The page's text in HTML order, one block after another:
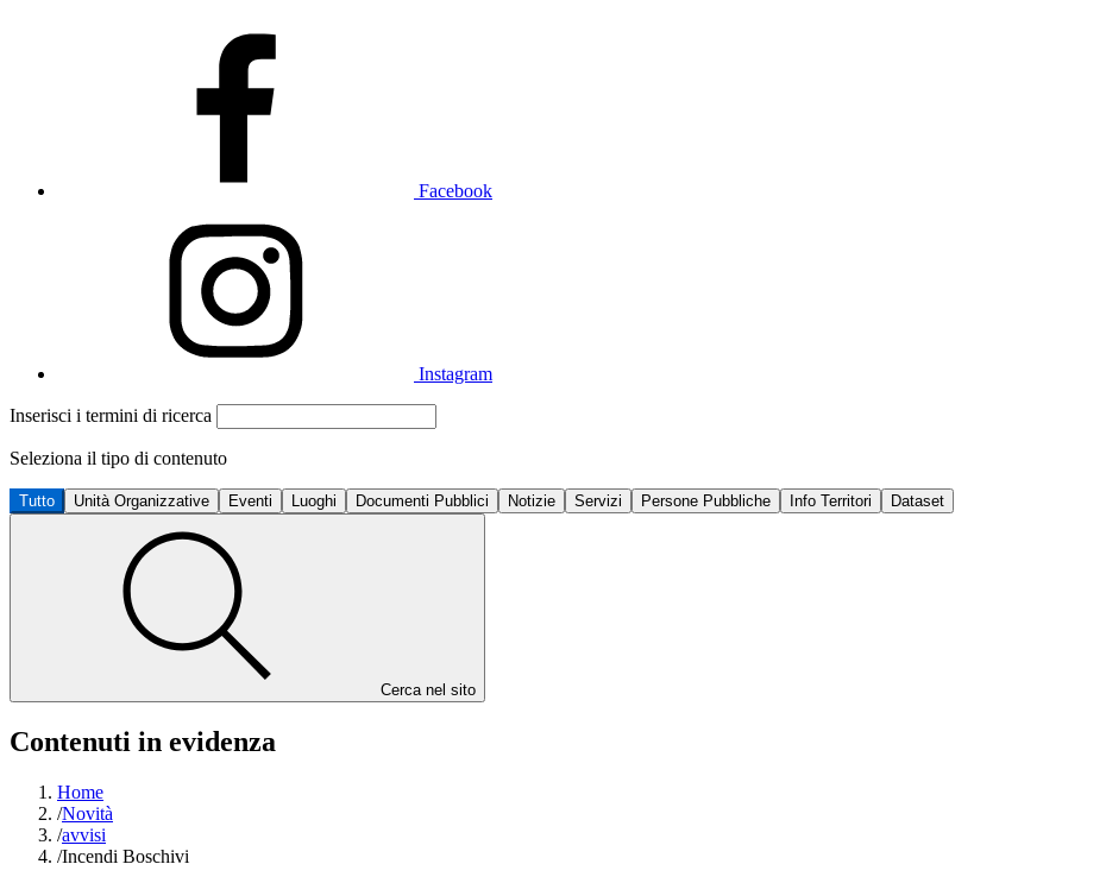
Facebook
Instagram
Inserisci i termini di ricerca
Seleziona il tipo di contenuto
Tutto Unità Organizzative Eventi Luoghi Documenti Pubblici Notizie Servizi Persone Pubbliche Info Territori Dataset
Cerca nel sito
Contenuti in evidenza
Home
/Novità
/avvisi
/Incendi Boschivi